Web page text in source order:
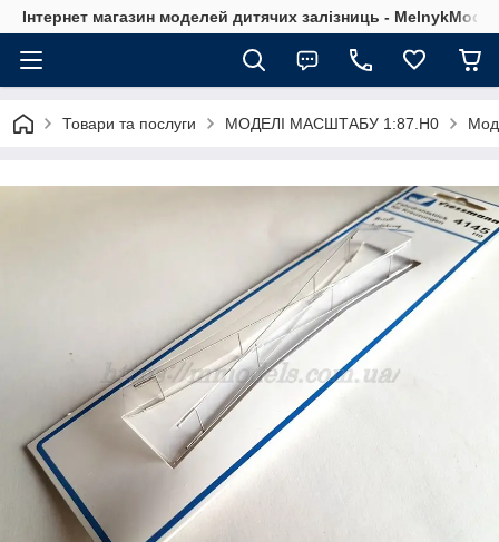
Інтернет магазин моделей дитячих залізниць -
Товари та послуги МОДЕЛІ МАСШТАБУ 1:87.H0